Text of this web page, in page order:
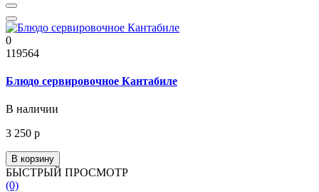
0
119564
Блюдо сервировочное Кантабиле
В наличии
3 250 р
В корзину
БЫСТРЫЙ ПРОСМОТР
(0)